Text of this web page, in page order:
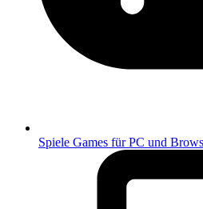
Spiele Games für PC und